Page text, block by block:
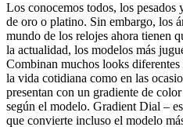
Los conocemos todos, los
de oro o platino. Sin embargo, los
mundo de los relojes ahora tienen
la actualidad, los modelos más
Combinan muchos looks
la vida cotidiana como en las
presentan con un gradiente de
según el modelo. Gradient Dial –
que convierte incluso el modelo